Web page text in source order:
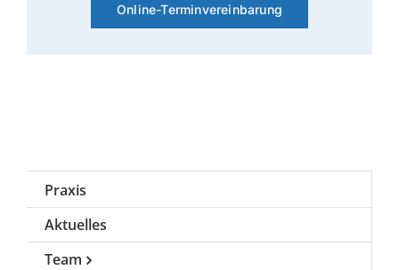
Online-Terminvereinbarung
Praxis
Aktuelles
Team